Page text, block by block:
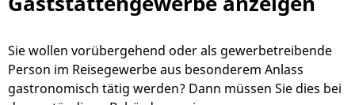
Sie wollen vorübergehend oder als gewerbetreibende
Person im Reisegewerbe aus besonderem Anlass
gastronomisch tätig werden? Dann müssen Sie dies bei